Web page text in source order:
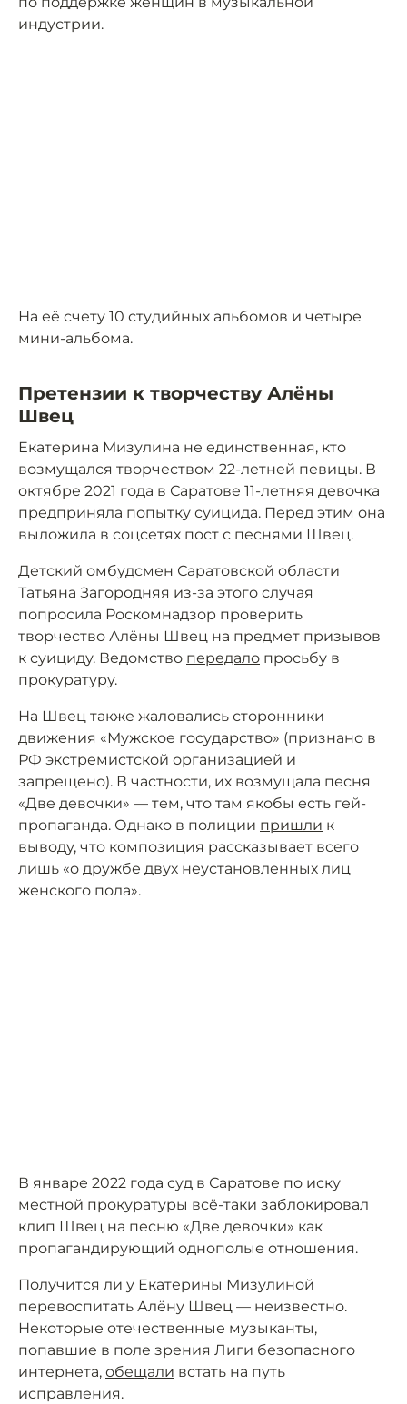
индустрии.
На её счету 10 студийных альбомов и четыре
мини-альбома.
Претензии к творчеству Алёны
Швец
Екатерина Мизулина не единственная, кто
возмущался творчеством 22-летней певицы. В
октябре 2021 года в Саратове 11-летняя девочка
предприняла попытку суицида. Перед этим она
выложила в соцсетях пост с песнями Швец.
Детский омбудсмен Саратовской области
Татьяна Загородняя из-за этого случая
попросила Роскомнадзор проверить
творчество Алёны Швец на предмет призывов
к суициду. Ведомство передало просьбу в
прокуратуру.
На Швец также жаловались сторонники
движения «Мужское государство» (признано в
РФ экстремистской организацией и
запрещено). В частности, их возмущала песня
«Две девочки» — тем, что там якобы есть гей-
пропаганда. Однако в полиции пришли к
выводу, что композиция рассказывает всего
лишь «о дружбе двух неустановленных лиц
женского пола».
В январе 2022 года суд в Саратове по иску
местной прокуратуры всё-таки заблокировал
клип Швец на песню «Две девочки» как
пропагандирующий однополые отношения.
Получится ли у Екатерины Мизулиной
перевоспитать Алёну Швец — неизвестно.
Некоторые отечественные музыканты,
попавшие в поле зрения Лиги безопасного
интернета, обещали встать на путь
исправления.